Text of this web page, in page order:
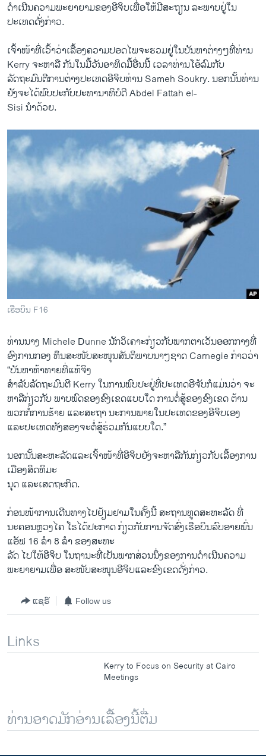
ດຳເນີນຄວາມພະຍາຍາມຂອງອີຈິບເພື່ອໃຫ້ມີສະຖຽນ ລະພາບຢູ່ໃນ
ປະເທດດັ່ງກ່າວ.
ເຈົ້າໜ້າທີ່ເວົ້າວ່າເລື້ອງຄວາມປອດໄພຈະຮວມຢູ່ໃນບັນຫາຕ່າງໆທີ່ທ່ານ
Kerry ຈະຫາລື ກັນໃນມື້ວັນອາທິດມື້ອື່ນນີ້ ເວລາທ່ານໂອ້ລົມກັບ
ລັດຖະມົນຕີການຕ່າງປະເທດອີຈິບທ່ານ Sameh Soukry. ນອກນັ້ນທ່ານ
ຍັງຈະໄດ້ພົບປະກັບປະທານາທິບໍດີ Abdel Fattah el-
Sisi ນຳດ້ວຍ.
ເຮືອບິນ F16
ທ່ານນາງ Michele Dunne ນັກວິເຄາະກ່ຽວກັບພາກຕາເວັນອອກກາງທີ່
ອົງການກອງ ທຶນສະໜັບສະໜຸນສັນຕິພາບນາໆຊາດ Carnegie ກ່າວວ່າ
“ບັນຫາທ້າທາຍທີ່ແທ້ຈິງ
ສຳລັບລັດຖະມົນຕີ Kerry ໃນການພົບປະຢູ່ທີ່ປະເທດອີຈັບກໍແມ່ນວ່າ ຈະ
ຫາລືກ່ຽວກັບ ພາບພົດຂອງຂົງເຂດແບບໃດ ການຕໍ່ສູ້ຂອງຂົງເຂດ ຕ້ານ
ພວກກໍ່ການຮ້າຍ ແລະສະຖາ ນະການພາຍໃນປະເທດຂອງອີຈິບເອງ
ແລະປະເທດທັງສອງຈະຕໍ່ສູ້ຮ່ວມກັນແບບໃດ.”
ນອກນັ້ນສະຫະລັດແລະເຈົ້າໜ້າທີ່ອີຈິບຍັງຈະຫາລືກັນກ່ຽວກັບເລື້ອງການ
ເມືອງສິດທິມະ
ນຸດ ແລະເສດຖະກິດ.
ກ່ອນໜ້າການເດີນທາງໄປຢ້ຽມຢາມໃນຄັ້ງນີ້ ສະຖານທູດສະຫະລັດ ທີ່
ນະຄອນຫຼວງໄຄ ໂຣໄດ້ປະກາດ ກ່ຽວກັບການຈັດສົ່ງເຮືອບິນລົບອາຍພົ່ນ
ແອັຟ 16 ລຳ 8 ລຳ ຂອງສະຫະ
ລັດ ໄປໃຫ້ອີຈິບ ໃນຖານະທີ່ເປັນພາກສ່ວນນຶ່ງຂອງການດຳເນີນຄວາມ
ພະຍາຍາມເພື່ອ ສະໜັບສະໜຸນອີຈິບແລະຂົງເຂດດັ່ງກ່າວ.
ແຊຣ໌ Follow us
Links
Kerry to Focus on Security at Cairo
Meetings
ທ່ານອາດມັກອ່ານເລື້ອງນີ້ຕື່ມ